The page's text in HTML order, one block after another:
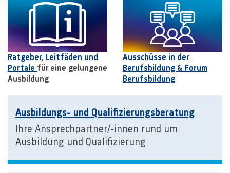
Ratgeber, Leitfäden und
Portale für eine gelungene
Ausbildung
Ausschüsse in der
Berufsbildung & Forum
Berufsbildung
Ausbildungs- und Qualifizierungsberatung
Ihre Ansprechpartner/-innen rund um
Ausbildung und Qualifizierung